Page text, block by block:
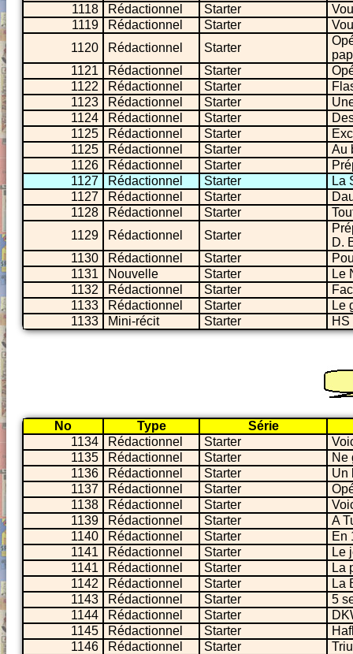
1118 Rédactionnel Starter
1119
Rédactionnel Starter
1120
Rédactionnel Starter
1121
Rédactionnel Starter
1122
Rédactionnel Starter
1123
Rédactionnel Starter
1124
Rédactionnel Starter
1125
Rédactionnel Starter
1125
Rédactionnel Starter
Au
1126
Rédactionnel Starter
1127
Rédactionnel Starter
La
1127
Rédactionnel Starter
1128
Rédactionnel Starter
1129
Rédactionnel Starter
D.
1130
Rédactionnel Starter
1131
Nouvelle Starter
Le
1132
Rédactionnel Starter
1133
Rédactionnel Starter
Le
1133
Mini-récit Starter HS
No Type
Série
1134
Rédactionnel Starter
1135
Rédactionnel Starter
Ne
1136
Rédactionnel Starter
Un
1137
Rédactionnel Starter
1138
Rédactionnel Starter
1139
Rédactionnel Starter
A
1140
Rédactionnel Starter
En
1141
Rédactionnel Starter
Le
1141
Rédactionnel Starter
La
1142
Rédactionnel Starter
La
1143
Rédactionnel Starter
5
1144
Rédactionnel Starter
1145
Rédactionnel Starter
1146
Rédactionnel Starter